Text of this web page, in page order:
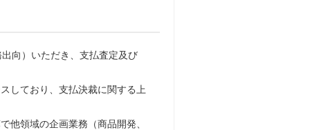
向）いただき、支払査定及び
しており、支払決裁に関する上
他領域の企画業務（商品開発、